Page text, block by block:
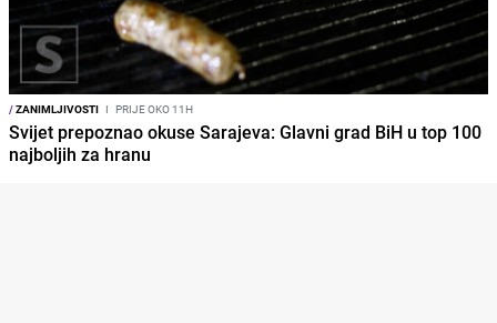
/ZANIMLJIVOSTI I PRIJE OKO 11H
Svijet prepoznao okuse Sarajeva: Glavni grad BiH u top 100
najboljih za hranu